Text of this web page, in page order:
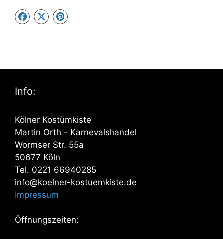
Info:
Kölner Kostümkiste
Martin Orth - Karnevalshandel
Wormser Str. 55a
50677 Köln
Tel. 0221 66940285
info@koelner-kostuemkiste.de
Impressum
Öffnungszeiten: